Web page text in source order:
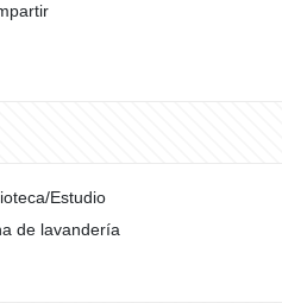
Estudio
de lavandería